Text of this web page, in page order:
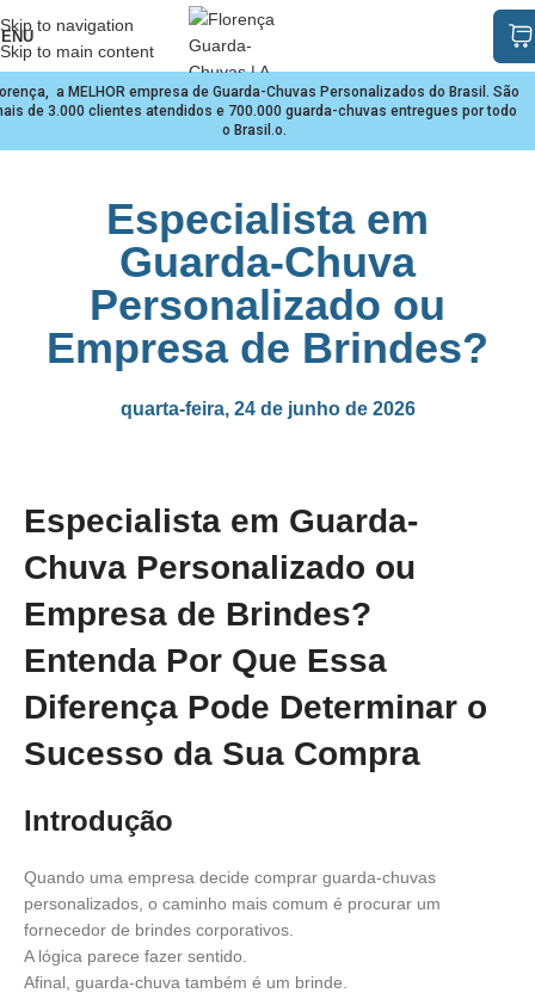
Skip to navigation
Skip to main content
a MELHOR empresa de Guarda-Chuvas Personalizados do Brasil. São
de 3.000 clientes atendidos e 700.000 guarda-chuvas entregues por todo
o Brasil.o.
Especialista em
Guarda-Chuva
Personalizado ou
Empresa de Brindes?
quarta-feira, 24 de junho de 2026
Especialista em Guarda-
Chuva Personalizado ou
Empresa de Brindes?
Entenda Por Que Essa
Diferença Pode Determinar o
Sucesso da Sua Compra
Introdução
Quando uma empresa decide comprar guarda-chuvas
personalizados, o caminho mais comum é procurar um
fornecedor de brindes corporativos.
A lógica parece fazer sentido.
Afinal, guarda-chuva também é um brinde.